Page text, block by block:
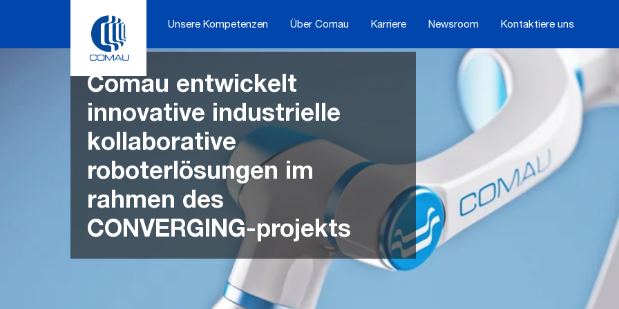
Unsere Kompetenzen Über Comau Karriere Newsroom Kontaktiere uns
Comau entwickelt
innovative industrielle
kollaborative
roboterlösungen im
rahmen des
CONVERGING-projekts